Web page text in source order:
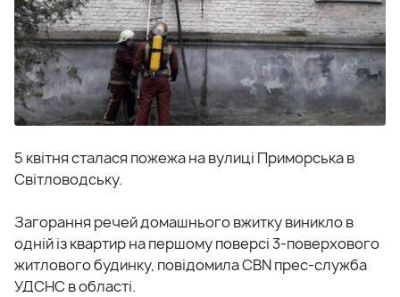
5 квітня сталася пожежа на вулиці Приморська в
Світловодську.
Загорання речей домашнього вжитку виникло в
одній із квартир на першому поверсі 3-поверхового
житлового будинку, повідомила CBN прес-служба
УДСНС в області.